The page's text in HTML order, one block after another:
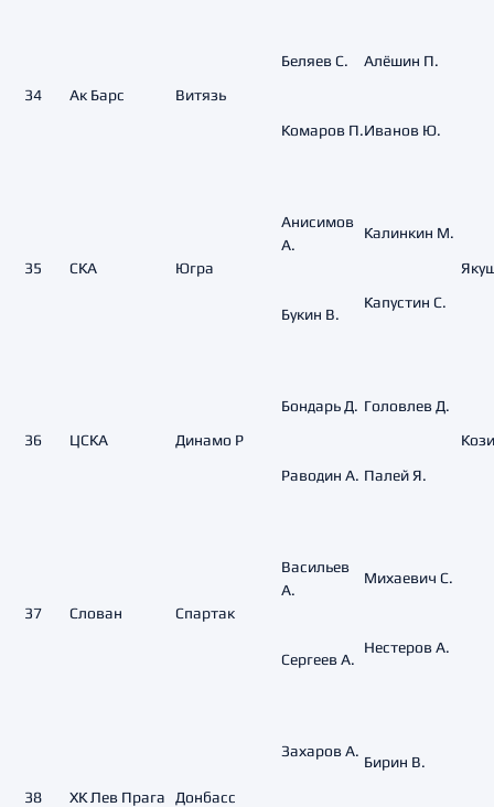
34 Ак Барс Витязь
Беляев С.
Комаров П.
Алёшин П.
Иванов Ю.
35 СКА Югра
Анисимов
А.
Букин В.
Калинкин М.
Капустин С.
36 ЦСКА Динамо Р
Бондарь Д.
Раводин А.
Головлев Д.
Палей Я.
37 Слован Спартак
Васильев
А.
Сергеев А.
Михаевич С.
Нестеров А.
38 ХК Лев Прага Донбасс
Захаров А.
Бирин В.